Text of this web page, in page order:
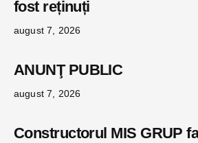
fost reținuți
august 7, 2026
ANUNŢ PUBLIC
august 7, 2026
Constructorul MIS GRUP